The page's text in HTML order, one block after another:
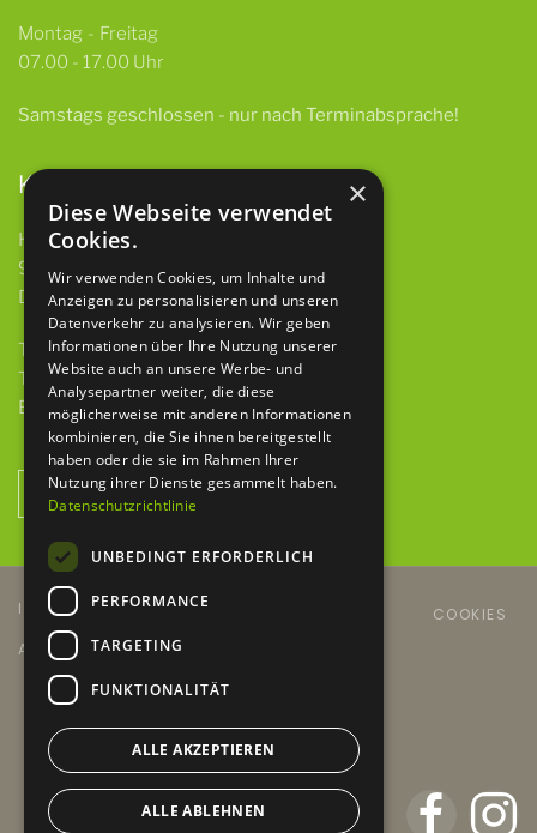
Montag - Freitag
07.00 - 17.00 Uhr
Samstags geschlossen - nur nach Terminabsprache!
Kontakt
HBH GmbH & Co. KG
97922 Lauda-Königshofen
Deubacher Str. 12
Telefon 09343 615 921-0
Telefax 09343 615 921-9
E-Mail info@baumaschinen-hbh.de
NEWSLETTER ANMELDUNG
IMPRESSUM DATENSCHUTZERKLÄRUNG
COOKIES
AGB´S
KONTAKT
design
×
Diese Webseite verwendet
Cookies.
Wir verwenden Cookies, um Inhalte und
Anzeigen zu personalisieren und unseren
Datenverkehr zu analysieren. Wir geben
Informationen über Ihre Nutzung unserer
Website auch an unsere Werbe- und
Analysepartner weiter, die diese
möglicherweise mit anderen Informationen
kombinieren, die Sie ihnen bereitgestellt
haben oder die sie im Rahmen Ihrer
Nutzung ihrer Dienste gesammelt haben.
Datenschutzrichtlinie
UNBEDINGT ERFORDERLICH
PERFORMANCE
TARGETING
FUNKTIONALITÄT
ALLE AKZEPTIEREN
ALLE ABLEHNEN